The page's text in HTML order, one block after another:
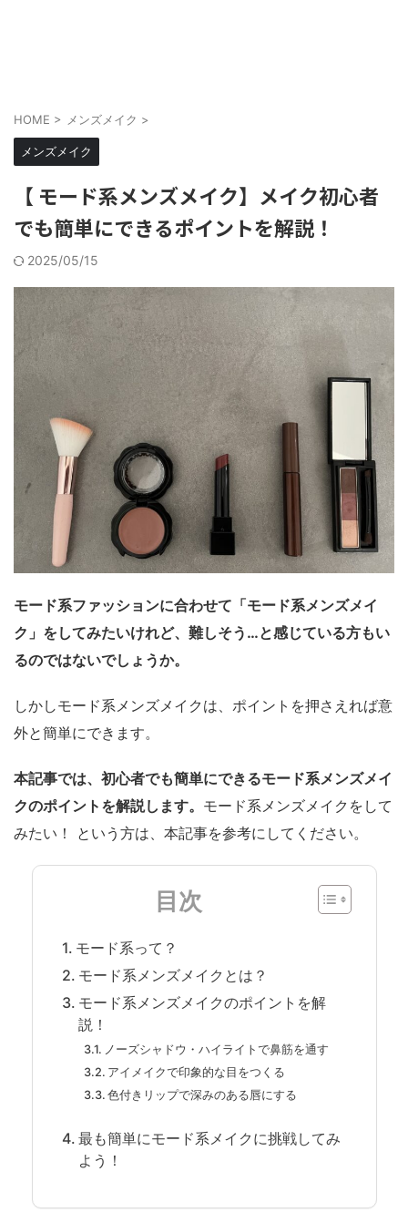
HOME > メンズメイク >
メンズメイク
【 モード系メンズメイク】メイク初心者
でも簡単にできるポイントを解説！
2025/05/15
モード系ファッションに合わせて「モード系メンズメイ
ク」をしてみたいけれど、難しそう…と感じている方もい
るのではないでしょうか。
しかしモード系メンズメイクは、ポイントを押さえれば意
外と簡単にできます。
本記事では、初心者でも簡単にできるモード系メンズメイ
クのポイントを解説します。 モード系メンズメイクをして
みたい！ という方は、本記事を参考にしてください。
目次
モード系って？
モード系メンズメイクとは？
モード系メンズメイクのポイントを解
説！
ノーズシャドウ・ハイライトで鼻筋を通す
アイメイクで印象的な目をつくる
色付きリップで深みのある唇にする
最も簡単にモード系メイクに挑戦してみ
よう！